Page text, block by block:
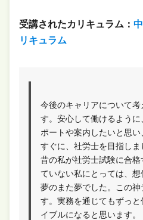
受講されたカリキュラム：
リキュラム
今後のキャリアについて
す。安心して働けるよう
ポートや案内したいと思
すぐに、社労士を目指しま
昔の私が社労士試験に合
ていない私にとっては、
夢のまた夢でした。この
す。実務を通じてもずっ
イブルになると思います。